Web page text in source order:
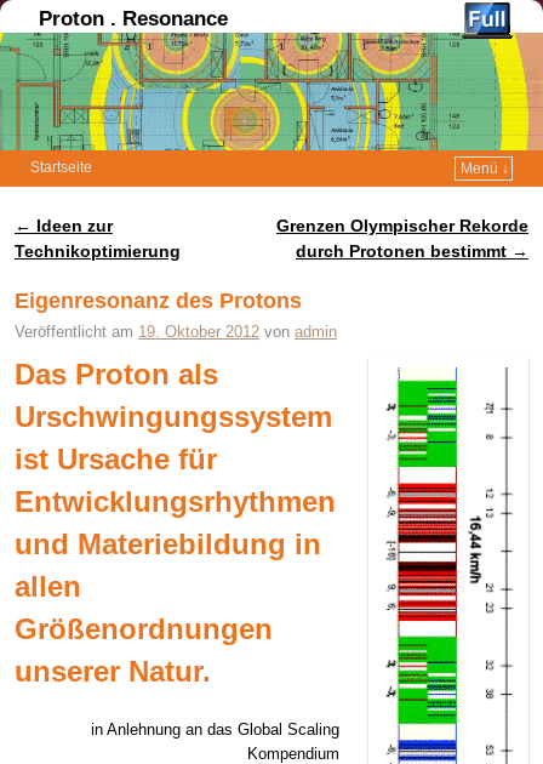
Proton . Resonance
Startseite Menü ↓
Artikelnavigation
← Ideen zur
Technikoptimierung
Grenzen Olympischer Rekorde
durch Protonen bestimmt →
Eigenresonanz des Protons
Veröffentlicht am 19. Oktober 2012 von admin
Das Proton als
Urschwingungssystem
ist Ursache für
Entwicklungsrhythmen
und Materiebildung in
allen
Größenordnungen
unserer Natur.
in Anlehnung an das Global Scaling
Kompendium